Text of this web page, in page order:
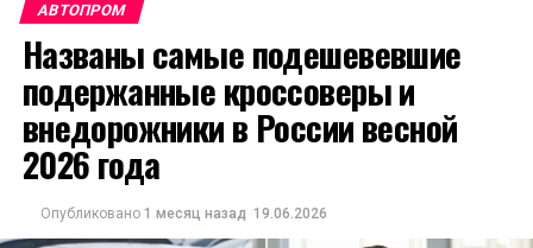
АВТОПРОМ
Названы самые подешевевшие
подержанные кроссоверы и
внедорожники в России весной
2026 года
Опубликовано 1 месяц назад 19.06.2026